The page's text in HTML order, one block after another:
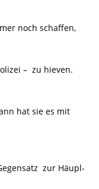
noch schaffen,
– zu hieven.
hat sie es mit
zur Häupl-